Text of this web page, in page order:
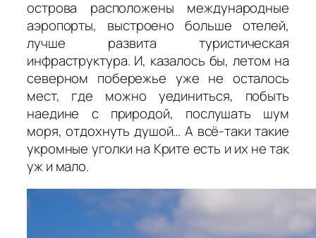
острова расположены международные
аэропорты, выстроено больше отелей,
лучше развита туристическая
инфраструктура. И, казалось бы, летом на
северном побережье уже не осталось
мест, где можно уединиться, побыть
наедине с природой, послушать шум
моря, отдохнуть душой… А всё-таки такие
укромные уголки на Крите есть и их не так
уж и мало.